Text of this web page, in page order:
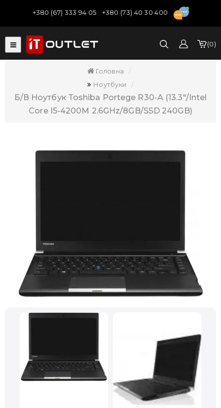
+380 (67) 333 94 05 +380 (73) 40 30 400
0
Головна
Ноутбуки
Б/В Ноутбук Toshiba Portege R30-A (13.3"/Intel
Core I5-4200M 2.6GHz/8GB/SSD 240GB)